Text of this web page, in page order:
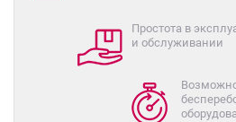
Простота в
и обслуживании